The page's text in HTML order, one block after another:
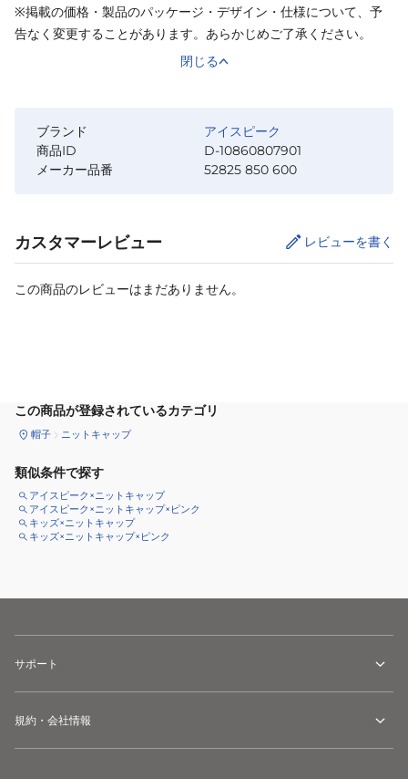
※掲載の価格・製品のパッケージ・デザイン・仕様について、予
告なく変更することがあります。あらかじめご了承ください。
閉じる
ブランド
アイスピーク
商品ID
D-10860807901
メーカー品番
52825 850 600
カスタマーレビュー レビューを書く
この商品のレビューはまだありません。
この商品が登録されているカテゴリ
帽子 ニットキャップ
類似条件で探す
アイスピーク×ニットキャップ
アイスピーク×ニットキャップ×ピンク
キッズ×ニットキャップ
キッズ×ニットキャップ×ピンク
サポート
規約・会社情報